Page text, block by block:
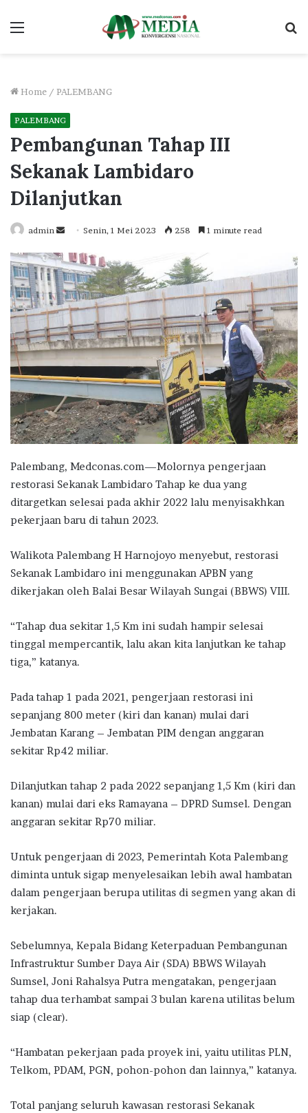
Menu
Home / PALEMBANG
PALEMBANG
Pembangunan Tahap III
Sekanak Lambidaro
Dilanjutkan
admin
Send
email
Senin, 1 Mei 2023 258 1 minute read
Palembang, Medconas.com—Molornya pengerjaan
restorasi Sekanak Lambidaro Tahap ke dua yang
ditargetkan selesai pada akhir 2022 lalu menyisakhkan
pekerjaan baru di tahun 2023.
Walikota Palembang H Harnojoyo menyebut, restorasi
Sekanak Lambidaro ini menggunakan APBN yang
dikerjakan oleh Balai Besar Wilayah Sungai (BBWS) VIII.
“Tahap dua sekitar 1,5 Km ini sudah hampir selesai
tinggal mempercantik, lalu akan kita lanjutkan ke tahap
tiga,” katanya.
Pada tahap 1 pada 2021, pengerjaan restorasi ini
sepanjang 800 meter (kiri dan kanan) mulai dari
Jembatan Karang – Jembatan PIM dengan anggaran
sekitar Rp42 miliar.
Dilanjutkan tahap 2 pada 2022 sepanjang 1,5 Km (kiri dan
kanan) mulai dari eks Ramayana – DPRD Sumsel. Dengan
anggaran sekitar Rp70 miliar.
Untuk pengerjaan di 2023, Pemerintah Kota Palembang
diminta untuk sigap menyelesaikan lebih awal hambatan
dalam pengerjaan berupa utilitas di segmen yang akan di
kerjakan.
Sebelumnya, Kepala Bidang Keterpaduan Pembangunan
Infrastruktur Sumber Daya Air (SDA) BBWS Wilayah
Sumsel, Joni Rahalsya Putra mengatakan, pengerjaan
tahap dua terhambat sampai 3 bulan karena utilitas belum
siap (clear).
“Hambatan pekerjaan pada proyek ini, yaitu utilitas PLN,
Telkom, PDAM, PGN, pohon-pohon dan lainnya,” katanya.
Total panjang seluruh kawasan restorasi Sekanak